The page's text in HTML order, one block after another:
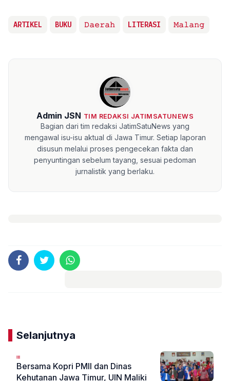
ARTIKEL BUKU 𝙳𝚊𝚎𝚛𝚊𝚑 LITERASI 𝙼𝚊𝚕𝚊𝚗𝚐
Admin JSN TIM REDAKSI JATIMSATUNEWS
Bagian dari tim redaksi JatimSatuNews yang
mengawal isu-isu aktual di Jawa Timur. Setiap laporan
disusun melalui proses pengecekan fakta dan
penyuntingan sebelum tayang, sesuai pedoman
jurnalistik yang berlaku.
Selanjutnya
Bersama Kopri PMII dan Dinas
Kehutanan Jawa Timur, UIN Maliki